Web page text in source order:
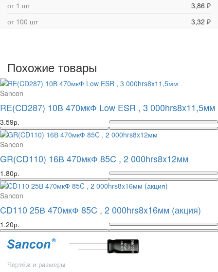
от 1 шт
3,86 ₽
от 100 шт
3,32 ₽
Похожие товары
Sancon
RE(CD287) 10В 470мкФ Low ESR , 3 000hrs8x11,5мм
3.59р.
Sancon
GR(CD110) 16В 470мкФ 85C , 2 000hrs8x12мм
1.80р.
Sancon
CD110 25В 470мкФ 85C , 2 000hrs8x16мм (акция)
1.20р.